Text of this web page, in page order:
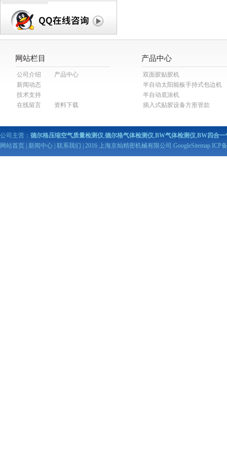
网站栏目
公司介绍
产品中心
新闻动态
技术支持
在线留言
资料下载
产品中心
双面胶贴胶机
半自动太阳能板手持式包边机
半自动底涂机
插入式贴胶设备方形管款
公司主营： 德尔格压缩空气质量检测仪,德尔格气体检测仪,BW气体检测仪,BW四合一
网站首页
新闻中心 联系我们 | 2016 上海京灿精密机械有限公司 GoogleSitemap ICP